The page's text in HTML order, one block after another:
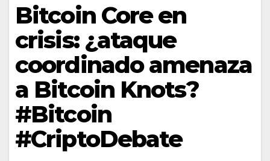
Bitcoin Core en
crisis: ¿ataque
coordinado amenaza
a Bitcoin Knots?
#Bitcoin
#CriptoDebate